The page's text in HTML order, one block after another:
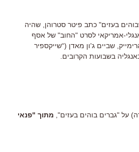
בעזים" כתב פיטר סטרוהן, שהיה
אמריקאי לסרט "החוב" של אסף
שביים ג'ון מאדן (“שייקספיר
בשבועות הקרובים.
על "גברים בוהים בעזים", מתוך "פנאי